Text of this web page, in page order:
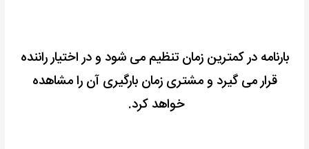
بارنامه در کمترین زمان تنظیم می شود و در اختیار راننده
قرار می گیرد و مشتری زمان بارگیری آن را مشاهده
خواهد کرد.